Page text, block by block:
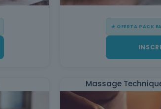
★ OFERTA PACK
Massage